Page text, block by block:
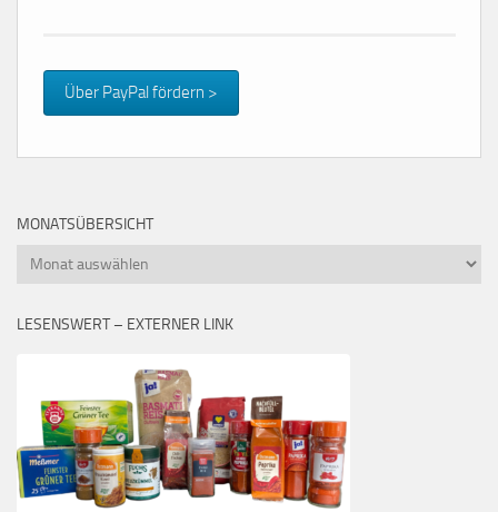
Über PayPal fördern >
MONATSÜBERSICHT
Monatsübersicht
LESENSWERT – EXTERNER LINK